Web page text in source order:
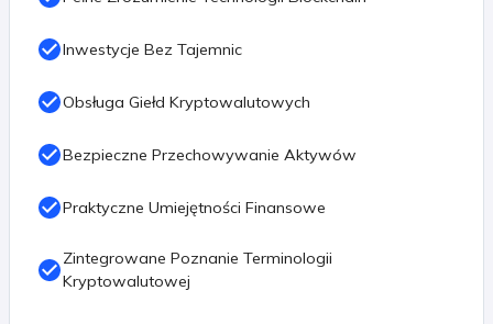
Rozpocznij podróż od podstaw, odkrywając
tajemnice blockchaina i zrozumienie, jak
technologia ta stała się fundamentem dla rewolucji
finansowej. 'Kryptowaluty dla początkujących'
przeprowadzi Cię przez różnorodne aspekty tego
świata, obejmując kryptowaluty i tokeny, od
flagowego Bitcoina (BTC) po różnorodne altcoiny.
umożliwiające świadome podejmowanie decyzji
inwestycyjnych. Zrozum, jak działa świat giełd
Inwestycje Bez Tajemnic
Obsługa Giełd Kryptowalutowych
Bezpieczne Przechowywanie Aktywów
Praktyczne Umiejętności Finansowe
Zintegrowane Poznanie Terminologii
Kryptowalutowej